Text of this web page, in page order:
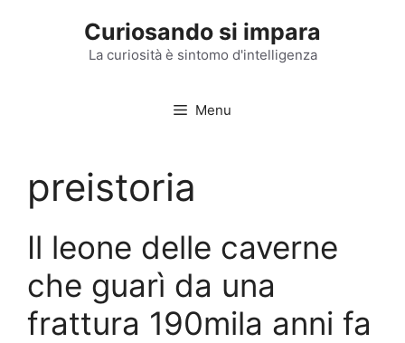
Curiosando si impara
La curiosità è sintomo d'intelligenza
Menu
preistoria
Il leone delle caverne
che guarì da una
frattura 190mila anni fa